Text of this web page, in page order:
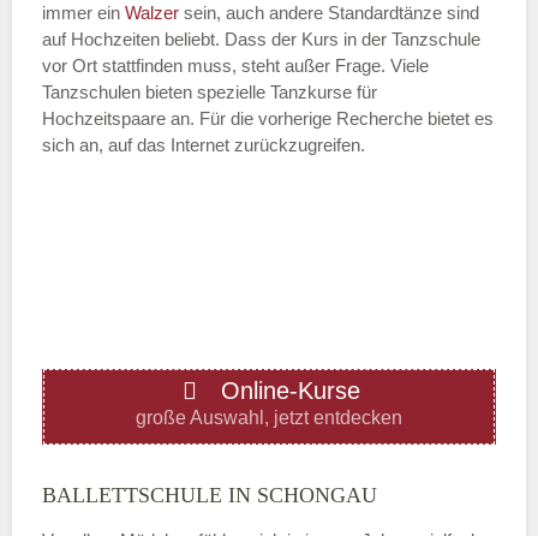
—
ÖFFNUNGSZEITEN HINZUFÜGEN
Donnerstag
—
immer ein Walzer sein, auch andere Standardtänze sind
auf Hochzeiten beliebt. Dass der Kurs in der Tanzschule
vor Ort stattfinden muss, steht außer Frage. Viele
Tanzschulen bieten spezielle Tanzkurse für
Hochzeitspaare an. Für die vorherige Recherche bietet es
sich an, auf das Internet zurückzugreifen.
Online-Kurse
große Auswahl, jetzt entdecken
BALLETTSCHULE IN SCHONGAU